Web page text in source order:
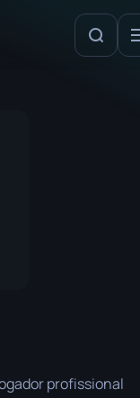
profissional